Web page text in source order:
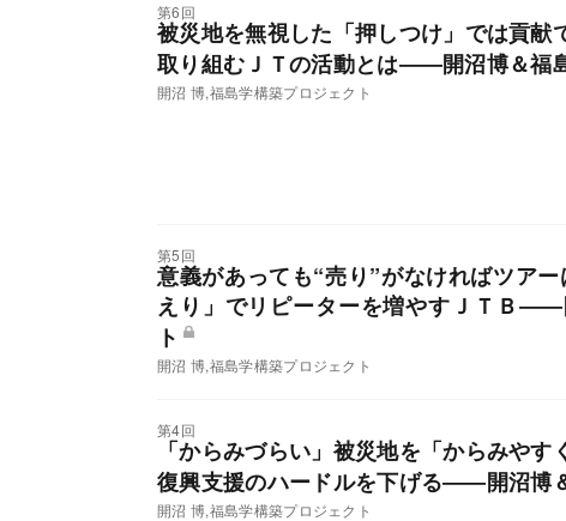
第6回
被災地を無視した「押しつけ」では貢献
取り組むＪＴの活動とは――開沼博＆福
開沼 博,福島学構築プロジェクト
第5回
意義があっても“売り”がなければツア
えり」でリピーターを増やすＪＴＢ
ト
開沼 博,福島学構築プロジェクト
第4回
「からみづらい」被災地を「からみや
復興支援のハードルを下げる――開沼博
開沼 博,福島学構築プロジェクト